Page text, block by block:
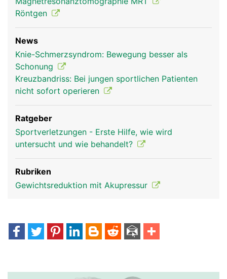
Kniescheibe Frau
Röntgen
News
Knie-Schmerzsyndrom: Bewegung besser als
Schonung
Kreuzbandriss: Bei jungen sportlichen Patienten
nicht sofort operieren
Ratgeber
Sportverletzungen - Erste Hilfe, wie wird
untersucht und wie behandelt?
Rubriken
Gewichtsreduktion mit Akupressur